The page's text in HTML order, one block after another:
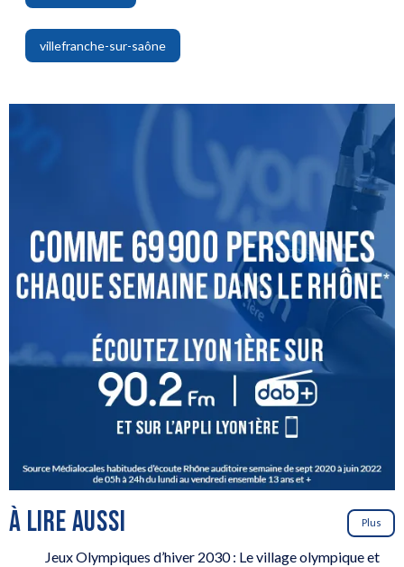
,
villefranche-sur-saône
À LIRE AUSSI Plus
Jeux Olympiques d’hiver 2030 : Le village olympique et